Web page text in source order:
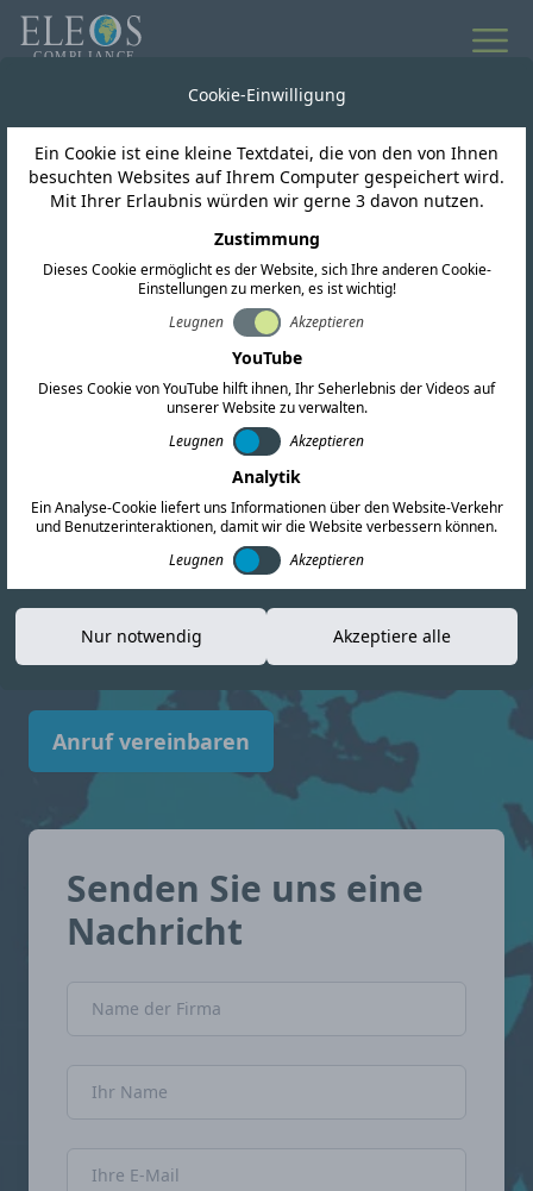
Wir bieten umfassende Zertifizierungsdienste
für HF, EMV und Sicherheit an. Unser Team
führt außerdem umfassende regulatorische
Recherchen durch und liefert aktuelle
Informationen, die Ihnen helfen, sich in der
Compliance-Landschaft zurechtzufinden.
Indien mit Zuversicht.
Anruf vereinbaren
Senden Sie uns eine
Nachricht
Cookie-Einwilligung
Ein Cookie ist eine kleine Textdatei, die von den von Ihnen
besuchten Websites auf Ihrem Computer gespeichert wird.
Mit Ihrer Erlaubnis würden wir gerne 3 davon nutzen.
Zustimmung
Dieses Cookie ermöglicht es der Website, sich Ihre anderen Cookie-
Einstellungen zu merken, es ist wichtig!
Leugnen
Akzeptieren
YouTube
Dieses Cookie von YouTube hilft ihnen, Ihr Seherlebnis der Videos auf
unserer Website zu verwalten.
Leugnen
Akzeptieren
Analytik
Ein Analyse-Cookie liefert uns Informationen über den Website-Verkehr
und Benutzerinteraktionen, damit wir die Website verbessern können.
Leugnen
Akzeptieren
Nur notwendig Akzeptiere alle